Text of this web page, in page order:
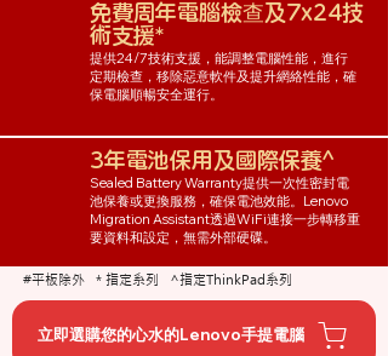
免費周年電腦檢查及7x24技
術支援*
提供24/7技術支援，能調整電腦性能，進行
定期檢查，移除惡意軟件及提升網絡性能，確
保電腦順暢安全運行。⁠⁠
3年電池保用及國際保養^
Sealed Battery Warranty提供一次性密封電
池保養或更換服務，確保電池效能。Lenovo
Migration Assistant透過WiFi連接一步轉移重
要資料和設定，無需外部硬碟。
#平板除外 * 指定系列 ^指定ThinkPad系列
立即選購您的心水的Lenovo手提電腦